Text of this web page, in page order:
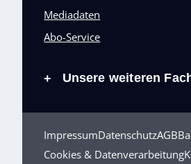
Mediadaten
Abo-Service
+ Unsere weiteren
ImpressumDatenschutzAGB
Cookies & Datenverarbeitung